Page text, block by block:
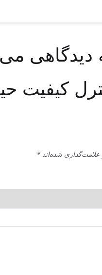
دیدگاهی
کیفیت
شده‌اند *